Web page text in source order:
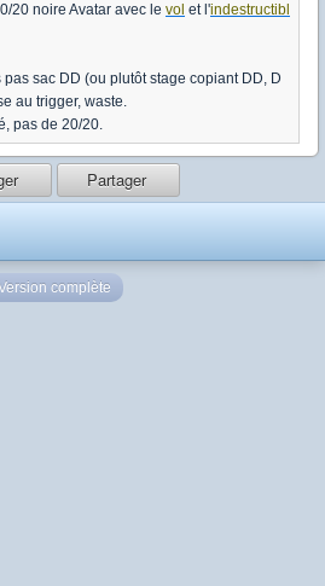
20 noire Avatar avec le vol et l'indestructibl
sac DD (ou plutôt stage copiant DD, D
au trigger, waste.
pas de 20/20.
Partager
complète